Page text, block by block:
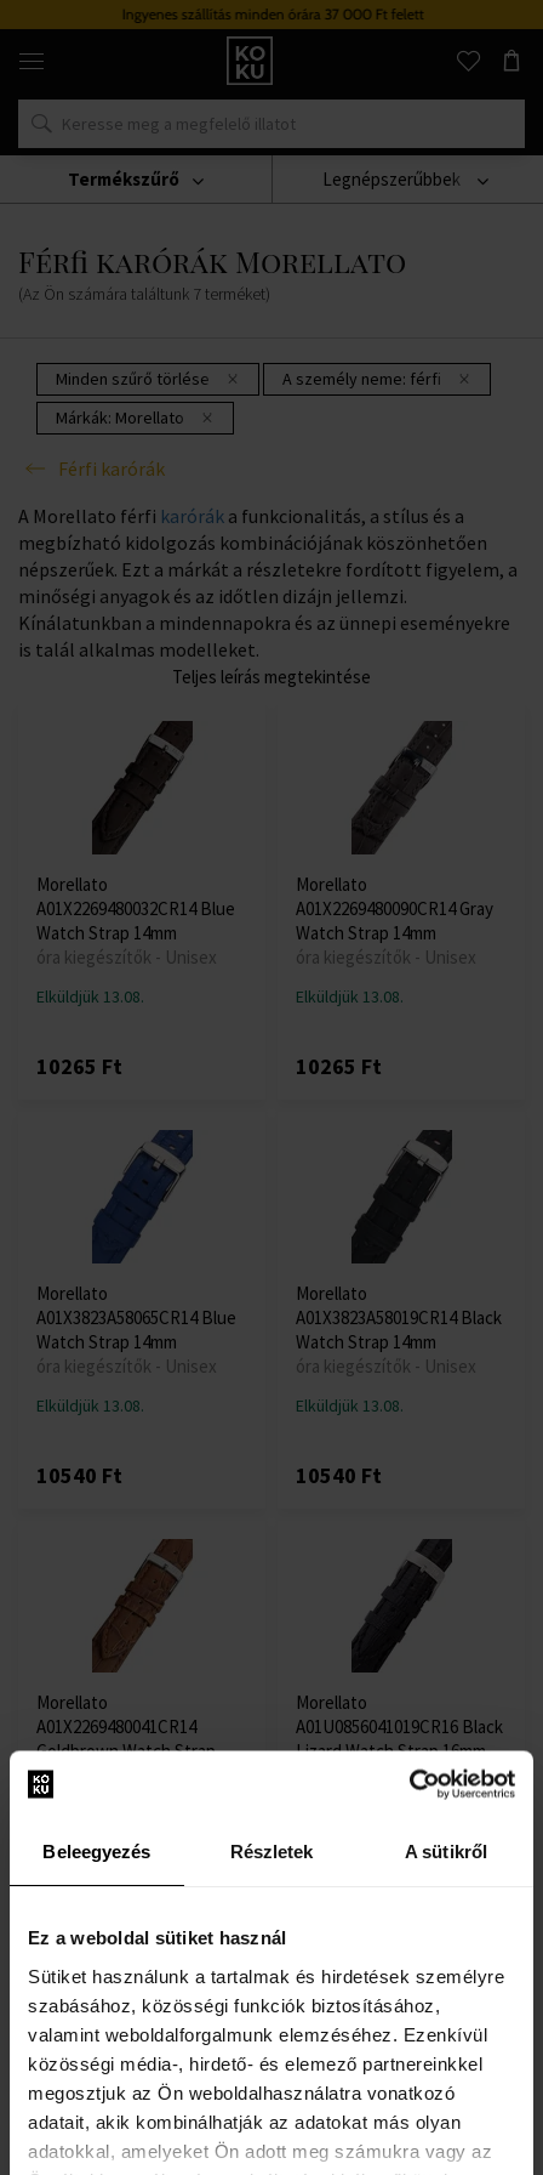
Beleegyezés Részletek A sütikről
Ez a weboldal sütiket használ
Sütiket használunk a tartalmak és hirdetések személyre
szabásához, közösségi funkciók biztosításához,
valamint weboldalforgalmunk elemzéséhez. Ezenkívül
közösségi média-, hirdető- és elemező partnereinkkel
megosztjuk az Ön weboldalhasználatra vonatkozó
adatait, akik kombinálhatják az adatokat más olyan
adatokkal, amelyeket Ön adott meg számukra vagy az
Ingyenes szállítás minden órára 37 000 Ft felett
Eredeti
parfümök
órák
egy
Karórák Férfi Karórák Férfi Karórák Morellato
Férfi karórák Morellato
(Az Ön számára találtunk 7terméket)
Legnépszerűbbek
Minden szűrő törlése A személy neme: férfi
Márkák: Morellato
Férfi karórák
Termékszűrő
A Morellato férfi karórák a funkcionalitás, a stílus és a
megbízható kidolgozás kombinációjának köszönhetően
népszerűek. Ezt a márkát a részletekre fordított figyelem, a
minőségi anyagok és az időtlen dizájn jellemzi.
Kínálatunkban a mindennapokra és az ünnepi eseményekre
is talál alkalmas modelleket.
Teljes leírás megtekintése
Morellato
A01X2269480032CR14 Blue
Watch Strap 14mm
óra kiegészítők - Unisex
Elküldjük 13.08.
10265 Ft
Morellato
A01X2269480090CR14 Gray
Watch Strap 14mm
óra kiegészítők - Unisex
Elküldjük 13.08.
10265 Ft
Morellato
A01X3823A58065CR14 Blue
Watch Strap 14mm
óra kiegészítők - Unisex
Elküldjük 13.08.
10540 Ft
Morellato
A01X3823A58019CR14 Black
Watch Strap 14mm
óra kiegészítők - Unisex
Elküldjük 13.08.
10540 Ft
Morellato
A01X2269480041CR14
Goldbrown Watch Strap
14mm
óra kiegészítők - Unisex
Elküldjük 13.08.
Morellato
A01U0856041019CR16 Black
Lizard Watch Strap 16mm
óra kiegészítők - Unisex
Morellato
A01X3688A37026CR20 White